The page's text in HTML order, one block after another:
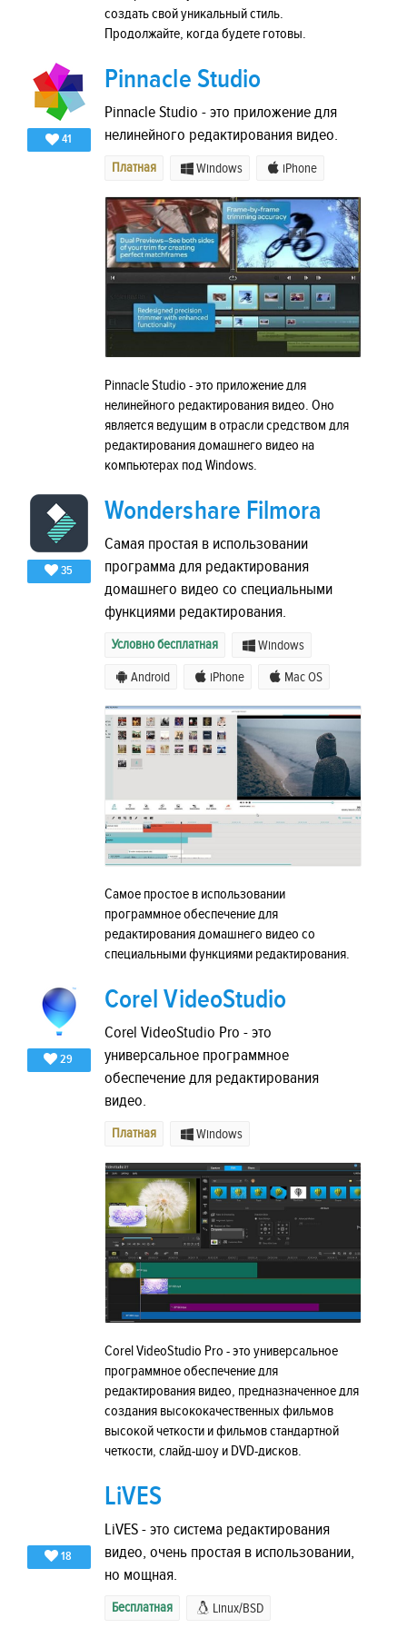
создать свой уникальный стиль.
Продолжайте, когда будете готовы.
41
Pinnacle Studio
Pinnacle Studio - это приложение для
нелинейного редактирования видео.
Платная Windows iPhone
Pinnacle Studio - это приложение для
нелинейного редактирования видео. Оно
является ведущим в отрасли средством для
редактирования домашнего видео на
компьютерах под Windows.
35
Wondershare Filmora
Самая простая в использовании
программа для редактирования
домашнего видео со специальными
функциями редактирования.
Условно бесплатная Windows
Android iPhone Mac OS
Самое простое в использовании
программное обеспечение для
редактирования домашнего видео со
специальными функциями редактирования.
29
Corel VideoStudio
Corel VideoStudio Pro - это
универсальное программное
обеспечение для редактирования
видео.
Платная Windows
Corel VideoStudio Pro - это универсальное
программное обеспечение для
редактирования видео, предназначенное для
создания высококачественных фильмов
высокой четкости и фильмов стандартной
четкости, слайд-шоу и DVD-дисков.
18
LiVES
LiVES - это система редактирования
видео, очень простая в использовании,
но мощная.
Бесплатная Linux/BSD